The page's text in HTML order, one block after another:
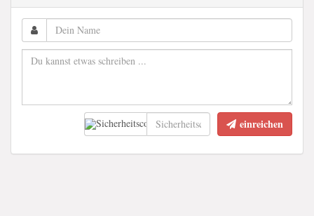
einreichen